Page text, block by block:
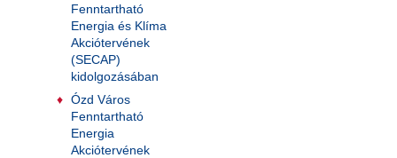
Fenntartható
Energia és Klíma
Akciótervének
(SECAP)
kidolgozásában
Ózd Város
Fenntartható
Energia
Akciótervének